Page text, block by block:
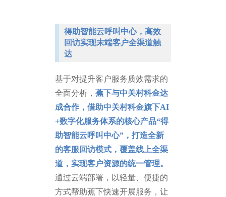
得助智能云呼叫中心，高效
回访实现末端客户全渠道触
达
基于对提升客户服务质效需求的
全面分析， 蕉下与中关村科金达
成合作，借助中关村科金旗下AI
+数字化服务体系的核心产品“得
助智能云呼叫中心”，打造全新
的客服回访模式，覆盖线上全渠
道，实现客户资源的统一管理。
通过云端部署，以轻量、便捷的
方式帮助蕉下快速开展服务，让